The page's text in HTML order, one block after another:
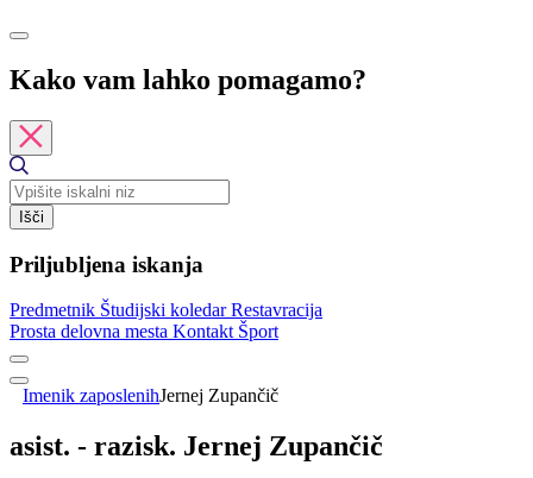
Kako vam lahko pomagamo?
Išči
Priljubljena iskanja
Predmetnik Študijski koledarRestavracija
Prosta delovna mesta Kontakt Šport
Imenik zaposlenihJernej Zupančič
asist. - razisk. Jernej Zupančič